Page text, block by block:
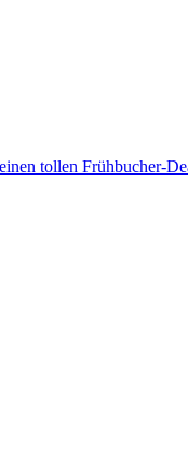
tollen Frühbucher-